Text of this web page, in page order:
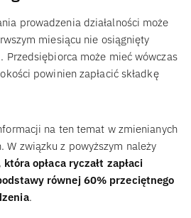
prowadzenia działalności może
miesiącu nie osiągnięty
Przedsiębiorca może mieć wówczas
powinien zapłacić składkę
na ten temat w zmienianych
W związku z powyższym należy
która opłaca ryczałt zapłaci
równej 60% przeciętnego
.